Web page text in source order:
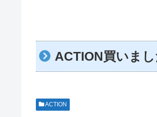
ACTION買いまし
ACTION